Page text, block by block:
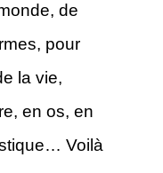
de
pour
la vie,
en os, en
Voilà